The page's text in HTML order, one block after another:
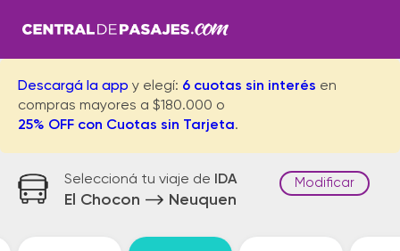
Descargá la app y elegí: 6 cuotas sin interés en
compras mayores a $180.000 o
25% OFF con Cuotas sin Tarjeta.
Seleccioná tu viaje de IDA
El Chocon Neuquen
Modificar